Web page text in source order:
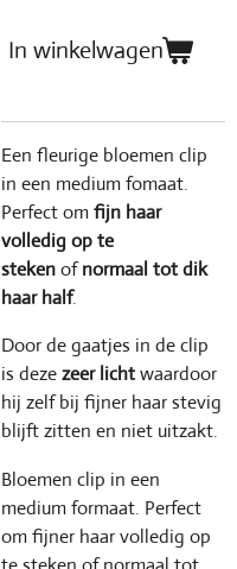
In winkelwagen
Een fleurige bloemen clip
in een medium fomaat.
Perfect omfijn haar
volledig op te
stekenof normaal tot dik
haar half.
Door de gaatjes in de clip
is dezezeer lichtwaardoor
hij zelf bij fijner haar stevig
blijft zitten en niet uitzakt.
Bloemen clip in een
medium formaat. Perfect
om fijner haar volledig op